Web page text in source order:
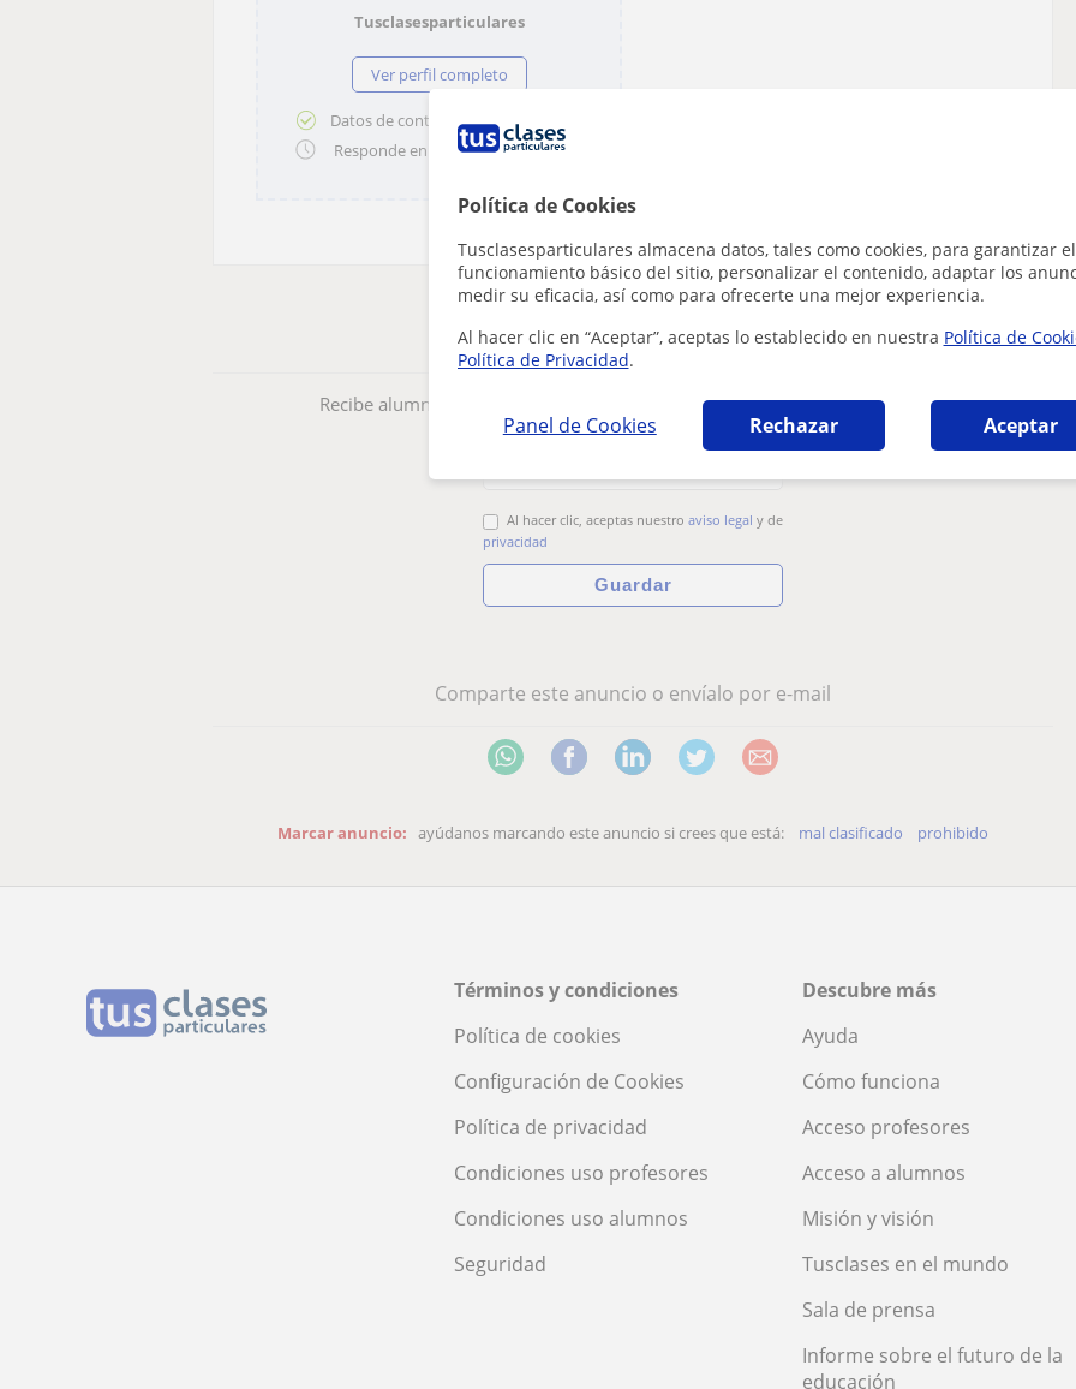
Política de Cookies
Tusclasesparticulares almacena datos, tales como cookies, para garantizar el
funcionamiento básico del sitio, personalizar el contenido, adaptar los
medir su eficacia, así como para ofrecerte una mejor experiencia.
Al hacer clic en “Aceptar”, aceptas lo establecido en nuestra Política de
Política de Privacidad.
Panel de Cookies Rechazar Aceptar
Tusclasesparticulares
Ver perfil completo
Datos de contacto validados
Responde en pocas horas
Alertas gratuitas en tu e-mail
Recibe alumnos u ofertas de trabajo de profesor/a deItaliano en Valencia
Al hacer clic, aceptas nuestro aviso legal y de
privacidad
Comparte este anuncio o envíalo por e-mail
Marcar anuncio: ayúdanos marcando este anuncio si crees que está: mal clasificado prohibido
Términos y condiciones
Política de cookies
Configuración de Cookies
Política de privacidad
Condiciones uso profesores
Condiciones uso alumnos
Seguridad
Descubre más
Ayuda
Cómo funciona
Acceso profesores
Acceso a alumnos
Misión y visión
Tusclases en el mundo
Sala de prensa
Informe sobre el futuro de la
educación